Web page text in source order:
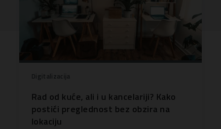
Digitalizacija
Rad od kuće, ali i u kancelariji? Kako
postići preglednost bez obzira na
lokaciju